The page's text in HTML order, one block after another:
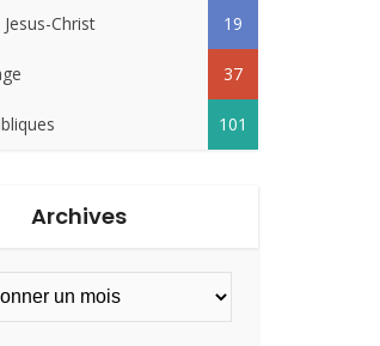
Christ 19
37
101
Archives